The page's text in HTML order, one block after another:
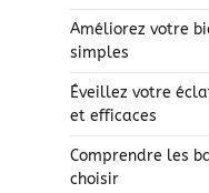
Améliorez votre
simples
Éveillez votre
et efficaces
Comprendre les
choisir